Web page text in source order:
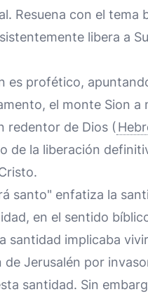
Resuena con el tema
libera a
es profético,
el monte Sion a
redentor de Dios (
de la liberación
santo" enfatiza la
en el sentido
santidad implicaba
Jerusalén por
santidad. Sin